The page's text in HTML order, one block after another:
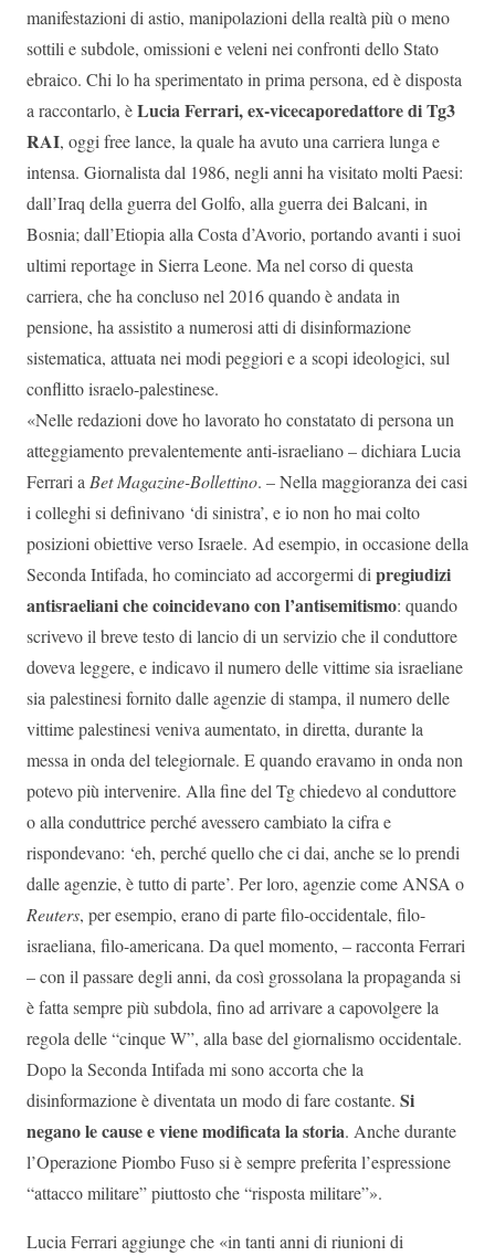
manifestazioni di astio, manipolazioni della realtà più o meno
sottili e subdole, omissioni e veleni nei confronti dello Stato
ebraico. Chi lo ha sperimentato in prima persona, ed è disposta
a raccontarlo, èLucia Ferrari, ex-vicecaporedattore di Tg3
RAI, oggi free lance, la quale ha avuto una carriera lunga e
intensa. Giornalista dal 1986, negli anni ha visitato molti Paesi:
dall’Iraq della guerra del Golfo, alla guerra dei Balcani, in
Bosnia; dall’Etiopia alla Costa d’Avorio, portando avanti i suoi
ultimi reportage in Sierra Leone. Ma nel corso di questa
carriera, che ha concluso nel 2016 quando è andata in
pensione, ha assistito a numerosi atti di disinformazione
sistematica, attuata nei modi peggiori e a scopi ideologici, sul
conflitto israelo-palestinese.
«Nelle redazioni dove ho lavorato ho constatato di persona un
atteggiamento prevalentemente anti-israeliano – dichiara Lucia
Ferrari aBet Magazine-Bollettino. – Nella maggioranza dei casi
i colleghi si definivano ‘di sinistra’, e io non ho mai colto
posizioni obiettive verso Israele. Ad esempio, in occasione della
Seconda Intifada, ho cominciato ad accorgermi dipregiudizi
antisraeliani che coincidevano con l’antisemitismo: quando
scrivevo il breve testo di lancio di un servizio che il conduttore
doveva leggere, e indicavo il numero delle vittime sia israeliane
sia palestinesi fornito dalle agenzie di stampa, il numero delle
vittime palestinesi veniva aumentato, in diretta, durante la
messa in onda del telegiornale. E quando eravamo in onda non
potevo più intervenire. Alla fine del Tg chiedevo al conduttore
o alla conduttrice perché avessero cambiato la cifra e
rispondevano: ‘eh, perché quello che ci dai, anche se lo prendi
dalle agenzie, è tutto di parte’. Per loro, agenzie come ANSA o
Reuters, per esempio, erano di parte filo-occidentale, filo-
israeliana, filo-americana. Da quel momento, – racconta Ferrari
– con il passare degli anni, da così grossolana la propaganda si
è fatta sempre più subdola, fino ad arrivare a capovolgere la
regola delle “cinque W”, alla base del giornalismo occidentale.
Dopo la Seconda Intifada mi sono accorta che la
disinformazione è diventata un modo di fare costante. Si
negano le cause e viene modificata la storia. Anche durante
l’Operazione Piombo Fuso si è sempre preferita l’espressione
“attacco militare” piuttosto che “risposta militare”».
Lucia Ferrari aggiunge che «in tanti anni di riunioni di